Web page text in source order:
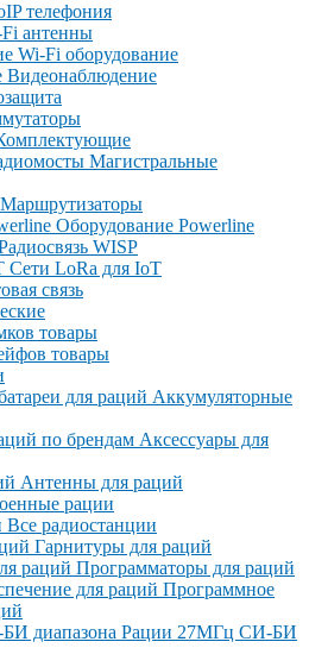
телефония
антенны
Wi-Fi оборудование
Видеонаблюдение
Магистральные
Маршрутизаторы
Оборудование Powerline
WISP
Сети LoRa для IoT
связь
товары
товары
Аккумуляторные
Аксессуары для
Антенны для раций
рации
Все радиостанции
Гарнитуры для раций
Программаторы для раций
Программное
Рации 27МГц СИ-БИ